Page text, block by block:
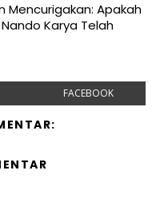
Mencurigakan: Apakah
Karya Telah
FACEBOOK